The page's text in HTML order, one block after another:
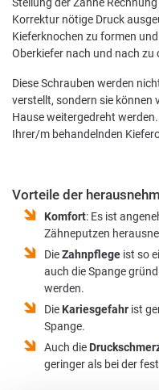
Korrektur nötige Druck
Kieferknochen zu formen
Oberkiefer nach und nach zu
Diese Schrauben werden
verstellt, sondern sie können
Hause weitergedreht
Ihrer/m behandelnden
Vorteile der
Komfort: Es ist
Zähneputzen
DieZahnpflege ist so
auch die Spange
werden.
Die Kariesgefahr ist
Spange.
Auch die
geringer als bei der